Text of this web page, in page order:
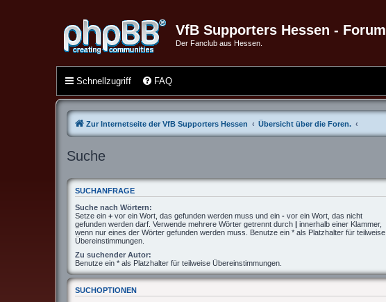
VfB Supporters Hessen - Forum
Der Fanclub aus Hessen.
Schnellzugriff FAQ
Zur Internetseite der VfB Supporters Hessen Übersicht über die Foren.
Suche
SUCHANFRAGE
Suche nach Wörtern:
Setze ein + vor ein Wort, das gefunden werden muss und ein - vor ein Wort, das nicht
gefunden werden darf. Verwende mehrere Wörter getrennt durch | innerhalb einer Klammer,
wenn nur eines der Wörter gefunden werden muss. Benutze ein * als Platzhalter für teilweise
Übereinstimmungen.
Zu suchender Autor:
Benutze ein * als Platzhalter für teilweise Übereinstimmungen.
SUCHOPTIONEN